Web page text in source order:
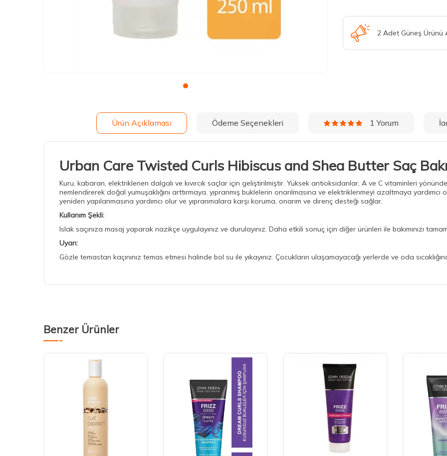
2 Adet Güneş
Ürün Açıklaması Ödeme Seçenekleri 1 Yorum
Urban Care Twisted Curls Hibiscus and Shea Butter Saç
Kuru, kabaran, elektriklenen dalgalı ve kıvırcık saçlar için geliştirilmiştir. Yüksek antioksidanlar, A ve C vitaminleri
nemlendirerek doğal yumuşaklığını arttırmaya, yıpranmış buklelerin onarılmasına ve elektriklenmeyi azaltmaya
yeniden yapılanmasına yardımcı olur ve yıpranmalara karşı koruma, onarım ve direnç desteği sağlar.
Kullanım Şekli:
Islak saçınıza masaj yaparak nazikçe uygulayınız ve durulayınız. Daha etkili sonuç için diğer ürünleri ile bakımınızı
Uyarı:
Gözle temastan kaçınınız temas etmesi halinde bol su ile yıkayınız. Çocukların ulaşamayacağı yerlerde ve oda
Benzer Ürünler